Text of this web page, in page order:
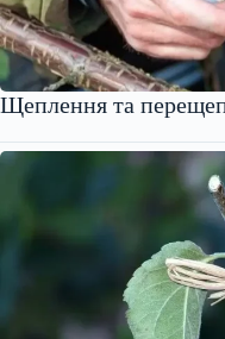
Щеплення та